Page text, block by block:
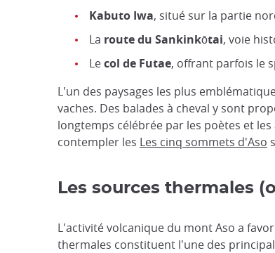
Kabuto Iwa, situé sur la partie
La route du Sankinkōtai, voie
Lecol de Futae, offrant parfois le
L'un des paysages les plus
vaches. Des balades à cheval y sont
longtemps célébrée par les poètes et
contempler les Les cinq sommets d'Aso
Les sources thermales
L'activité volcanique du mont Aso a
thermales constituent l'une des